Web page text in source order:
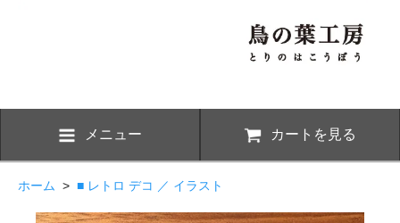
メニュー カートを見る
ホーム > ■ レトロ デコ ／ イラスト